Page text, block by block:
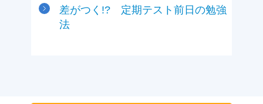
差がつく!? 定期テスト前日の勉強
法